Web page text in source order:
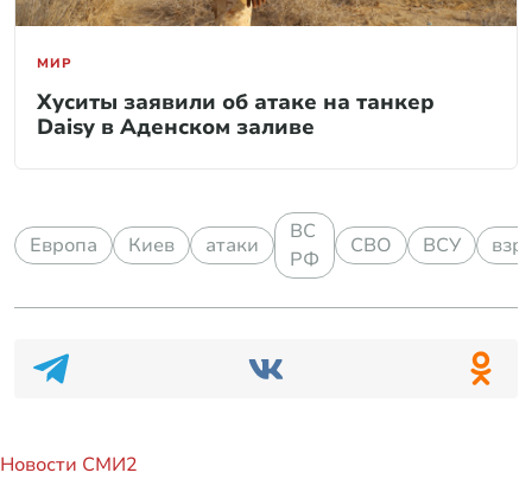
МИР
Хуситы заявили об атаке на танкер
Daisy в Аденском заливе
Европа Киев атаки
ВС
РФ
СВО ВСУ
Новости СМИ2